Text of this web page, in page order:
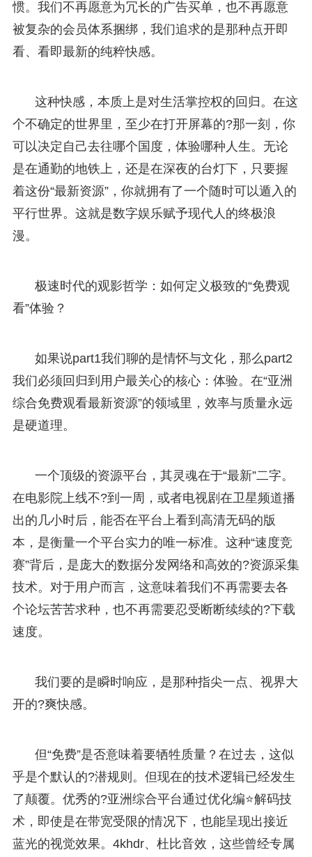
惯。我们不再愿意为冗长的广告买单，也不再愿意
被复杂的会员体系捆绑，我们追求的是那种点开即
看、看即最新的纯粹快感。
这种快感，本质上是对生活掌控权的回归。在这
个不确定的世界里，至少在打开屏幕的?那一刻，你
可以决定自己去往哪个国度，体验哪种人生。无论
是在通勤的地铁上，还是在深夜的台灯下，只要握
着这份“最新资源”，你就拥有了一个随时可以遁入的
平行世界。这就是数字娱乐赋予现代人的终极浪
漫。
极速时代的观影哲学：如何定义极致的“免费观
看”体验？
如果说part1我们聊的是情怀与文化，那么part2
我们必须回归到用户最关心的核心：体验。在“亚洲
综合免费观看最新资源”的领域里，效率与质量永远
是硬道理。
一个顶级的资源平台，其灵魂在于“最新”二字。
在电影院上线不?到一周，或者电视剧在卫星频道播
出的几小时后，能否在平台上看到高清无码的版
本，是衡量一个平台实力的唯一标准。这种“速度竞
赛”背后，是庞大的数据分发网络和高效的?资源采集
技术。对于用户而言，这意味着我们不再需要去各
个论坛苦苦求种，也不再需要忍受断断续续的?下载
速度。
我们要的是瞬时响应，是那种指尖一点、视界大
开的?爽快感。
但“免费”是否意味着要牺牲质量？在过去，这似
乎是个默认的?潜规则。但现在的技术逻辑已经发生
了颠覆。优秀的?亚洲综合平台通过优化编⭐解码技
术，即使是在带宽受限的情况下，也能呈现出接近
蓝光的视觉效果。4khdr、杜比音效，这些曾经专属